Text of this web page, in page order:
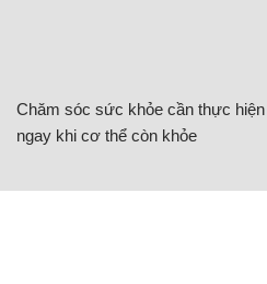
Chăm sóc sức khỏe cần thực hiện
ngay khi cơ thể còn khỏe